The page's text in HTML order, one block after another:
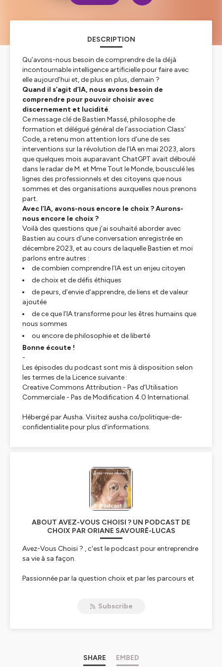
DESCRIPTION
Qu’avons-nous besoin de comprendre de la déjà
incontournable intelligence artificielle pour faire avec
elle aujourd’hui et, de plus en plus, demain ?
Quand il s’agit d’IA, nous avons besoin de
comprendre pour pouvoir choisir avec
discernement et lucidité.
Ce message clé de Bastien Massé, philosophe de
formation et délégué général de l’association Class’
Code, a retenu mon attention lors d’une de ses
interventions sur la révolution de l’IA en mai 2023, alors
que quelques mois auparavant ChatGPT avait déboulé
dans le radar de M. et Mme Tout le Monde, bousculé les
lignes des professionnels et des citoyens que nous
sommes et des organisations auxquelles nous prenons
part.
Avec l’IA, avons-nous encore le choix ? Aurons-
nous encore le choix ?
Voilà des questions que j’ai souhaité aborder avec
Bastien au cours d’une conversation enregistrée en
décembre 2023, et au cours de laquelle Bastien et moi
parlons entre autres :
de combien comprendre l’IA est un enjeu citoyen
de choix et de défis éthiques
de peurs, d’envie d’apprendre, de liens et de valeur
ajoutée
de ce que l’IA transforme pour les êtres humains que
nous sommes
ou encore de philosophie et de liberté
Bonne écoute !
-
Les épisodes du podcast sont mis à disposition selon
les termes de la Licence suivante :
Creative Commons Attribution - Pas d'Utilisation
Commerciale - Pas de Modification 4.0 International.
Hébergé par Ausha. Visitez ausha.co/politique-de-
confidentialitepour plus d'informations.
ABOUT AVEZ-VOUS CHOISI ? UN PODCAST DE
CHOIX PAR ORIANE SAVOURÉ-LUCAS
Avez-Vous Choisi ? , c'est le podcast pour entreprendre
sa vie à sa façon.
Passionnée par la question choix et par les parcours et
choix sous 3 formats depuis octobre 2018 :
• la Conversation avec une personne et son précieux
Subscribe
SHARE EMBED